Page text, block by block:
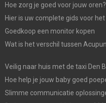
Hoe zorg je goed voor jouw oren?
Hier is uw complete gids voor
Goedkoop een monitor kopen
Wat is het verschil tussen
Veilig naar huis met de taxi Den
Hoe help je jouw baby goed
Slimme communicatie